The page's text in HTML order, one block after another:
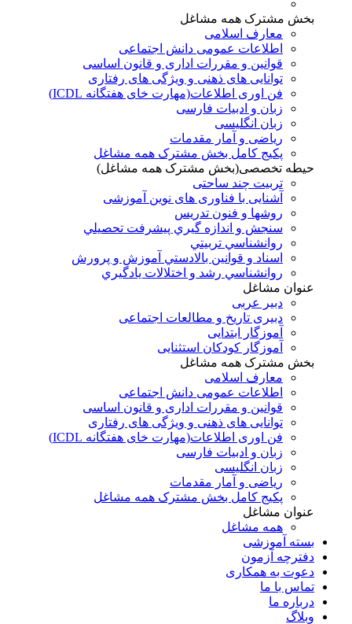
بخش مشترک همه مشاغل
معارف اسلامی
اطلاعات عمومی دانش اجتماعی
قوانین و مقررات اداری و قانون اساسی
توانایی های ذهنی و ویژگی های رفتاری
فن اوری اطلاعات(مهارت خای هفتگانه ICDL)
زبان و ادبیات فارسی
زبان انگلیسی
ریاضی و آمار مقدمات
پکیج کامل بخش مشترک همه مشاغل
حیطه تخصصی(بخش مشترک همه مشاغل)
تربیت چند ساحتی
آشنایی با فناوری های نوین آموزشی
روشها و فنون تدريس
سنجش و اندازه گيري پيشرفت تحصيلي
روانشناسي تربيتي
اسناد و قوانين بالادستي آموزش و پرورش
روانشناسي رشد و اختلالات يادگيري
عنوان مشاغل
دبير عربی
دبیری تاریخ و مطالعات اجتماعی
آموزگار ابتدایی
آموزگار کودکان استثنایی
بخش مشترک همه مشاغل
معارف اسلامی
اطلاعات عمومی دانش اجتماعی
قوانین و مقررات اداری و قانون اساسی
توانایی های ذهنی و ویژگی های رفتاری
فن اوری اطلاعات(مهارت خای هفتگانه ICDL)
زبان و ادبیات فارسی
زبان انگلیسی
ریاضی و آمار مقدمات
پکیج کامل بخش مشترک همه مشاغل
عنوان مشاغل
همه مشاغل
بسته آموزشی
دفترچه آزمون
دعوت به همکاری
تماس با ما
درباره ما
وبلاگ